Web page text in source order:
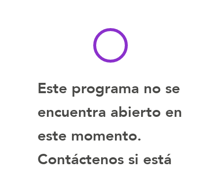
Este programa no se
encuentra abierto en
este momento.
Contáctenos si está